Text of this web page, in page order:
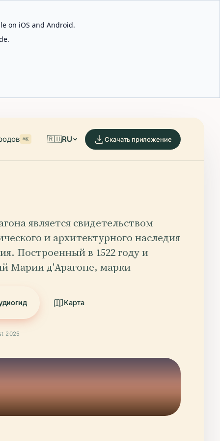
on iOS and Android.
⌘K 🇷🇺RU Скачать приложение
является свидетельством
и архитектурного наследия
Построенный в 1522 году и
Марии д'Арагоне, марки
Карта
2025